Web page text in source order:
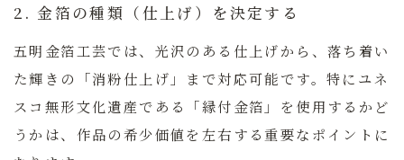
2. 金箔の種類（仕上げ）を決定する
五明金箔工芸では、光沢のある仕上げから、落ち着い
た輝きの「消粉仕上げ」まで対応可能です。特にユネ
スコ無形文化遺産である「縁付金箔」を使用するかど
うかは、作品の希少価値を左右する重要なポイントに